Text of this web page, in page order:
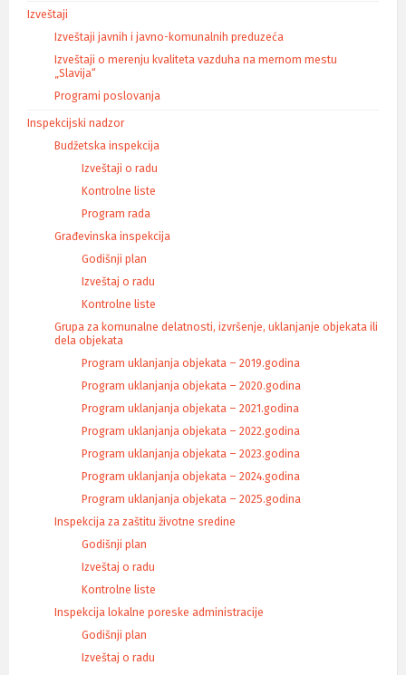
Izveštaji
Izveštaji javnih i javno-komunalnih preduzeća
Izveštaji o merenju kvaliteta vazduha na mernom mestu
„Slavija“
Programi poslovanja
Inspekcijski nadzor
Budžetska inspekcija
Izveštaji o radu
Kontrolne liste
Program rada
Građevinska inspekcija
Godišnji plan
Izveštaj o radu
Kontrolne liste
Grupa za komunalne delatnosti, izvršenje, uklanjanje objekata ili
dela objekata
Program uklanjanja objekata – 2019.godina
Program uklanjanja objekata – 2020.godina
Program uklanjanja objekata – 2021.godina
Program uklanjanja objekata – 2022.godina
Program uklanjanja objekata – 2023.godina
Program uklanjanja objekata – 2024.godina
Program uklanjanja objekata – 2025.godina
Inspekcija za zaštitu životne sredine
Godišnji plan
Izveštaj o radu
Kontrolne liste
Inspekcija lokalne poreske administracije
Godišnji plan
Izveštaj o radu